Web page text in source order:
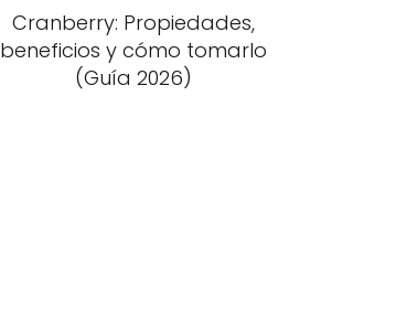
Cranberry: Propiedades,
beneficios y cómo tomarlo
(Guía 2026)